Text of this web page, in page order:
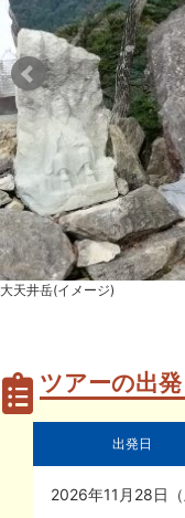
大天井岳(イメージ)
ツアーの出
出発日
2026年11月28日（